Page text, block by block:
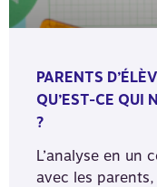
PARENTS
QU’EST-CE QUI
?
L’analyse en un
avec les